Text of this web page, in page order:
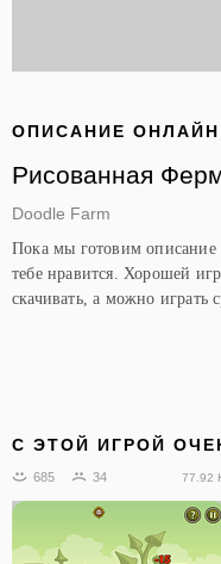
ОПИСАНИЕ
Рисованная
Doodle Farm
Пока мы готовим
тебе нравится. Хорошей
скачивать, а можно играть
C ЭТОЙ ИГРОЙ
685 34 77.92